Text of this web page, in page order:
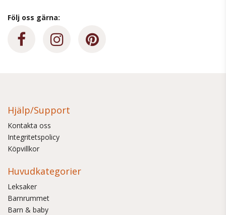
Följ oss gärna:
Hjälp/Support
Kontakta oss
Integritetspolicy
Köpvillkor
Huvudkategorier
Leksaker
Barnrummet
Barn & baby